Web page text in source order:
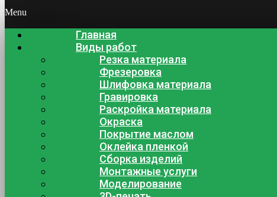
Menu
Главная
Виды работ
Резка материала
Фрезеровка
Шлифовка материала
Гравировка
Раскройка материала
Окраска
Покрытие маслом
Оклейка пленкой
Сборка изделий
Монтажные услуги
Моделирование